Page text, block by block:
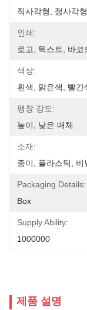
직사각형, 정사각
인쇄:
로고, 텍스트, 바코
색상:
흰색, 맑은색, 빨
팽창 강도:
높이, 낮은 매체
소재:
종이, 플라스틱, 비
Packaging Details:
Box
Supply Ability:
1000000
제품 설명